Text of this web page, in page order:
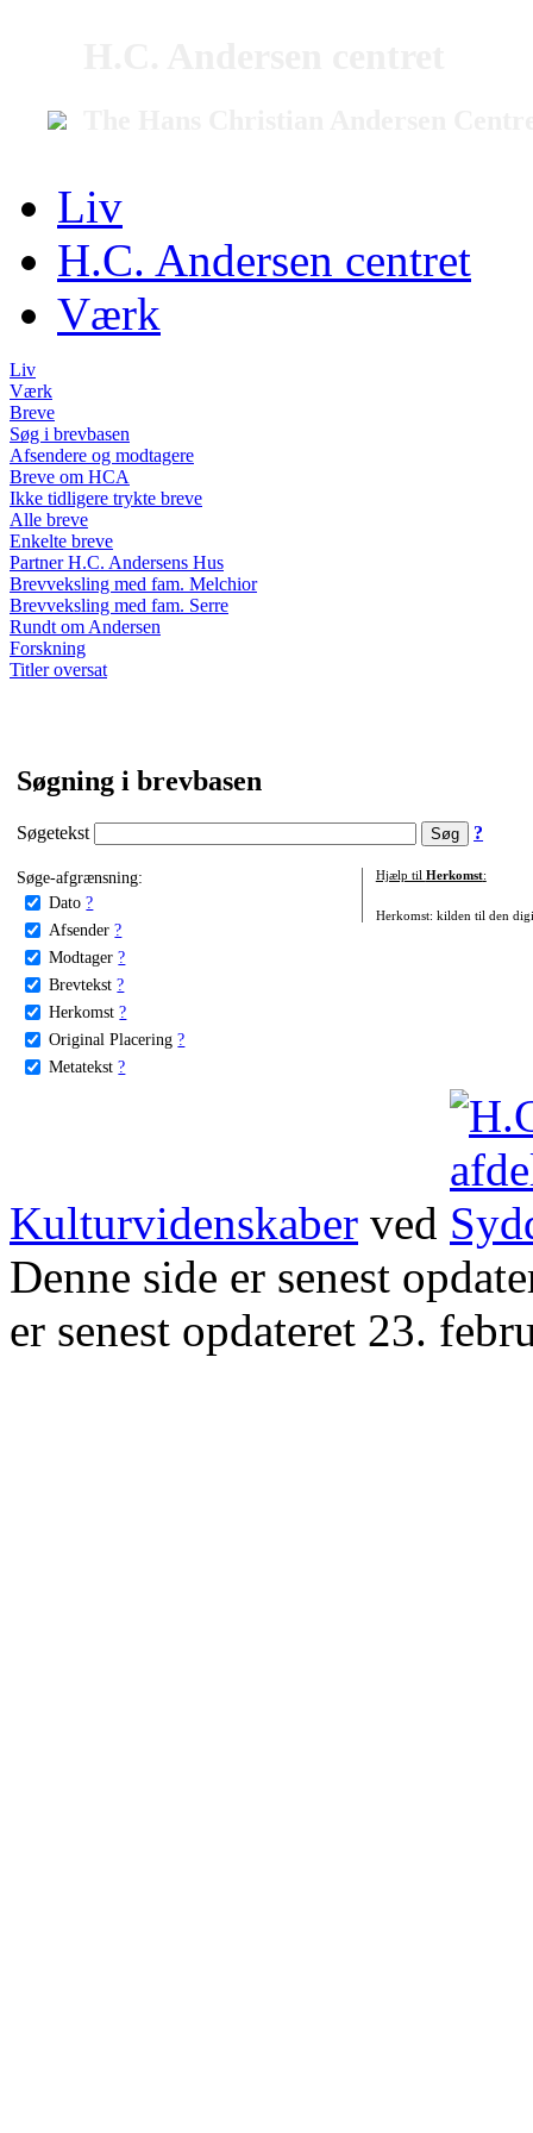
Liv
H.C. Andersen centret
Værk
Liv
Værk
Breve
Søg i brevbasen
Afsendere og modtagere
Breve om HCA
Ikke tidligere trykte breve
Alle breve
Enkelte breve
Partner H.C. Andersens Hus
Brevveksling med fam. Melchior
Brevveksling med fam. Serre
Rundt om Andersen
Forskning
Titler oversat
Søgning i brevbasen
Søgetekst ?
Søge-afgrænsning:
Dato ?
Afsender ?
Modtager ?
Brevtekst ?
Herkomst ?
Original Placering ?
Metatekst ?
Hjælp til Herkomst:
Herkomst: kilden til den
Kulturvidenskaber ved
Denne side er senest
er senest opdateret 23.